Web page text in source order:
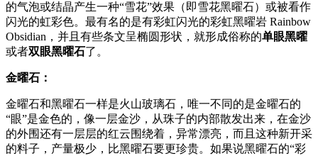
的气泡或结晶产生一种“雪花”效果（即雪花黑曜石）或被看作
闪光的虹彩色。最有名的是有彩虹闪光的彩虹黑曜岩 Rainbow
Obsidian，并且有些条文呈椭圆形状，就形成俗称的单眼黑曜
或者双眼黑曜石了。
金曜石：
金曜石和黑曜石一样是火山玻璃石，唯一不同的是金曜石的
“眼”是金色的，像一层金沙，从珠子的内部散发出来，在金沙
的外围还有一层层的红云围绕着，异常漂亮，而且这种新开采
的料子，产量极少，比黑曜石要更珍贵。如果说黑曜石的“彩